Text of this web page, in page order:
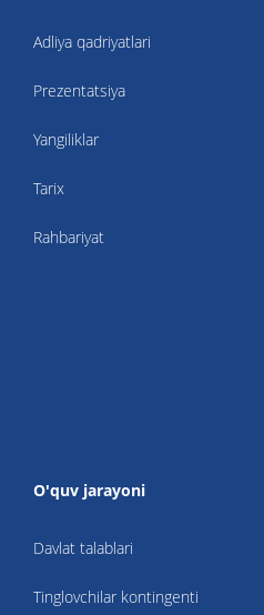
Adliya qadriyatlari
Prezentatsiya
Yangiliklar
Tarix
Rahbariyat
O'quv jarayoni
Davlat talablari
Tinglovchilar kontingenti